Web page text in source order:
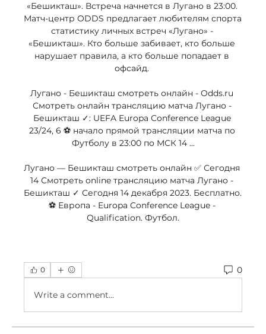
«Бешикташ». Встреча начнется в Лугано в 23:00.
Матч-центр ODDS предлагает любителям спорта
статистику личных встреч «Лугано» -
«Бешикташ». Кто больше забивает, кто больше
нарушает правила, а кто больше попадает в
офсайд.
Лугано - Бешикташ смотреть онлайн - Odds.ru
Смотреть онлайн трансляцию матча Лугано -
Бешикташ ✓: UEFA Europa Conference League
23/24, 6 ⚽ начало прямой трансляции матча по
Футболу в 23:00 по МСК 14 ...
Лугано — Бешикташ смотреть онлайн ✅ Сегодня
14 Смотреть online трансляцию матча Лугано -
Бешикташ ✓ Сегодня 14 декабря 2023. Бесплатно.
⚽ Европа - Europa Conference League -
Qualification. Футбол.
0 0
Write a comment...